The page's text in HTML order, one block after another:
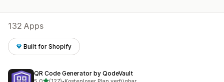
132 Apps
Built for Shopify
QR Code Generator by QodeVault
von 5 Sternen